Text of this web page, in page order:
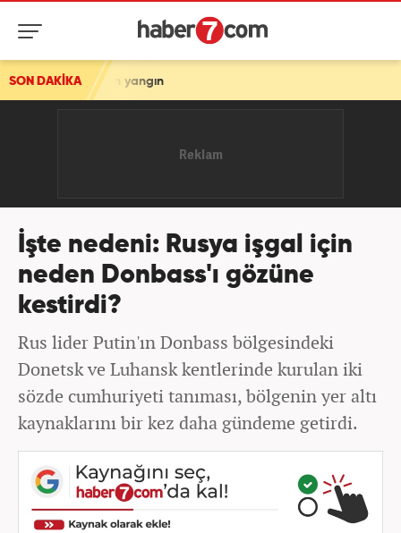
SON DAKİKA
yangın
İşte nedeni: Rusya işgal için
neden Donbass'ı gözüne
kestirdi?
Rus lider Putin'ın Donbass bölgesindeki
Donetsk ve Luhansk kentlerinde kurulan iki
sözde cumhuriyeti tanıması, bölgenin yer altı
kaynaklarını bir kez daha gündeme getirdi.